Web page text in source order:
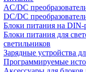
AC/DC
DC/DC
Блоки питания на DIN-
Блоки питания для
светильников
Зарядные устройства
Программируемые